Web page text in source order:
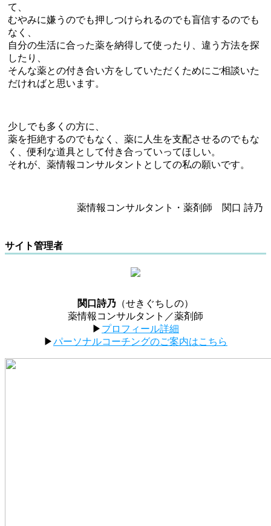
て、
むやみに嫌うのでも押しつけられるのでも盲信するのでも
なく、
自分の生活に合った薬を納得して使ったり、違う方法を探
したり、
そんな薬との付き合い方をしていただくためにご相談いた
だければと思います。
少しでも多くの方に、
薬を拒絶するのでもなく、薬に人生を支配させるのでもな
く、便利な道具として付き合っていってほしい。
それが、薬情報コンサルタントとしての私の願いです。
薬情報コンサルタント・薬剤師 関口 詩乃
サイト管理者
関口詩乃 （せきぐちしの）
薬情報コンサルタント／薬剤師
▶︎ プロフィール詳細
▶︎パーソナルコーチングのご案内はこちら